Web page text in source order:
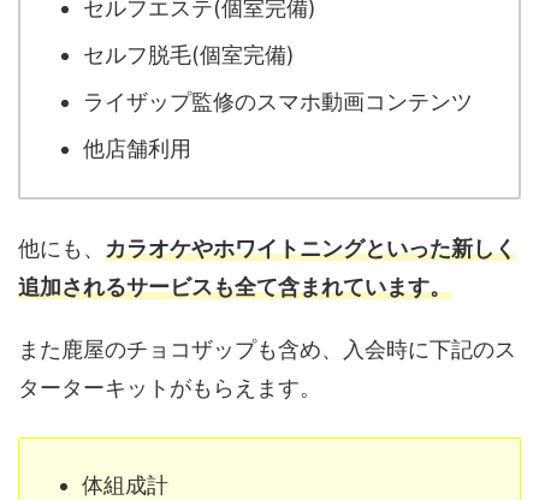
セルフエステ(個室完備)
セルフ脱毛(個室完備)
ライザップ監修のスマホ動画コンテンツ
他店舗利用
他にも、 カラオケやホワイトニングといった新しく
追加されるサービスも全て含まれています。
また鹿屋のチョコザップも含め、入会時に下記のス
ターターキットがもらえます。
体組成計